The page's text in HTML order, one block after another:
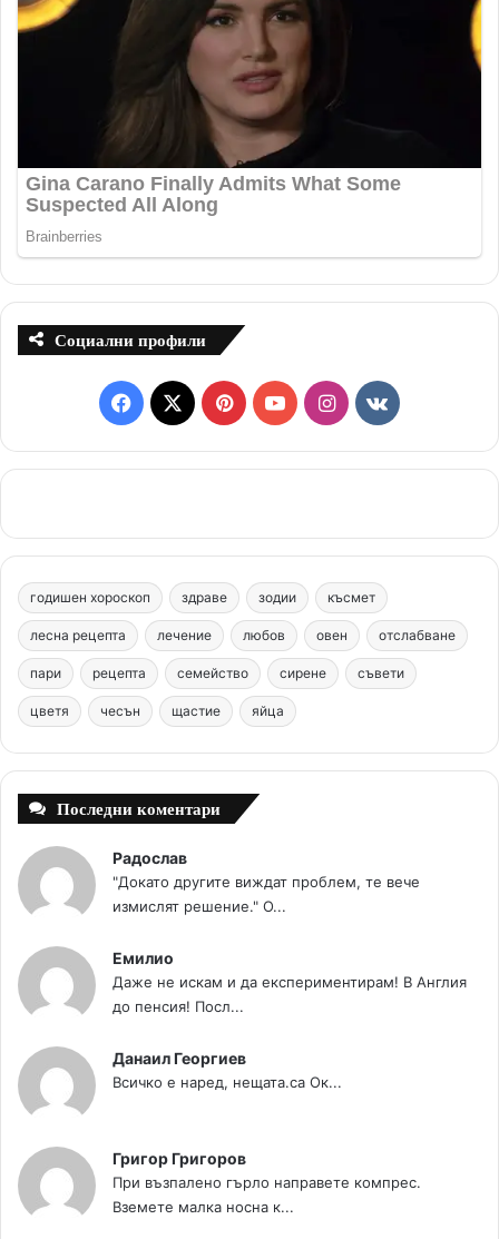
Социални профили
F
a
e
b
o
o
k
X
P
i
t
e
r
e
s
t
Y
o
T
u
b
e
I
n
t
a
g
r
m
v
k
c
m
годишен хороскоп здраве зодии късмет
лесна рецепта лечение любов овен отслабване
пари рецепта семейство сирене съвети
цветя чесън щастие яйца
Последни коментари
Радослав
"Докато другите виждат проблем, те вече
измислят решение." О...
Емилио
Даже не искам и да експериментирам! В Англия
до пенсия! Посл...
Данаил Георгиев
Всичко е наред, нещата.са Ок...
Григор Григоров
При възпалено гърло направете компрес.
Вземете малка носна к...